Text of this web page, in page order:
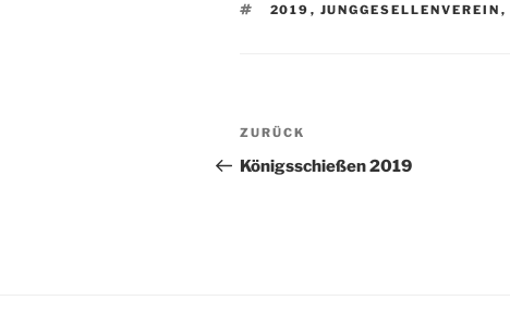
SCHLAGWÖRTER
2019 , JUNGGESELLENVEREIN ,
Beitragsnavigation
Vorheriger
Beitrag
ZURÜCK
Königsschießen 2019